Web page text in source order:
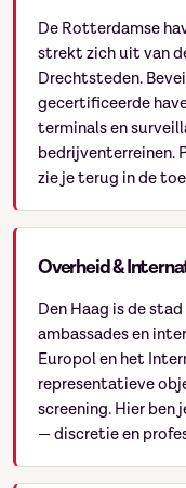
De Rotterdamse
strekt zich uit van
Drechtsteden.
gecertificeerde
terminals en
bedrijventerreinen.
zie je terug in de
Overheid &
Den Haag is de
ambassades en
Europol en het
representatieve
screening. Hier ben
— discretie en